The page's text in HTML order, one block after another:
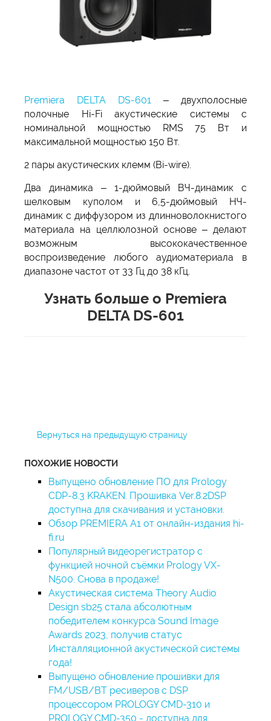
Premiera DELTA DS-601
– двухполосные
полочные Hi-Fi акустические системы с
номинальной мощностью RMS 75 Вт и
максимальной мощностью 150 Вт.
2 пары акустических клемм (Bi-wire).
Два динамика – 1-дюймовый ВЧ-динамик с
шелковым куполом и 6,5-дюймовый НЧ-
динамик с диффузором из длинноволокнистого
материала на целлюлозной основе – делают
возможным высококачественное
воспроизведение любого аудиоматериала в
диапазоне частот от 33 Гц до 38 кГц.
Узнать больше о Premiera
DELTA DS-601
Вернуться на предыдущую страницу
ПОХОЖИЕ НОВОСТИ
Выпущено обновление ПО для Prology
CDP-8.3 KRAKEN. Прошивка Ver.8.2DSP
доступна для скачивания и установки.
Обзор PREMIERA A1 от онлайн-издания hi-
fi.ru
Популярный видеорегистратор с
функцией ночной съёмки Prology VX-
N500. Снова в продаже!
Акустическая система Theory Audio
Design sb25 стала абсолютным
победителем конкурса Sound Image
Awards 2023, получив статус
Инсталляционной акустической системы
года!
Bыпущено обновление прошивки для
FM/USB/BT ресиверов с DSP
процессором PROLOGY CMD-310 и
PROLOGY CMD-350 - доступна для